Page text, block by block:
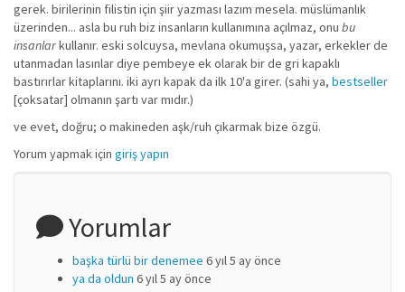
gerek. birilerinin filistin için şiir yazması lazım mesela. müslümanlık
üzerinden... asla bu ruh biz insanların kullanımına açılmaz, onu bu
insanlarkullanır. eski solcuysa, mevlana okumuşsa, yazar, erkekler de
utanmadan lasınlar diye pembeye ek olarak bir de gri kapaklı
bastırırlar kitaplarını. iki ayrı kapak da ilk 10'a girer. (sahi ya, bestseller
[çoksatar] olmanın şartı var mıdır.)
ve evet, doğru; o makineden aşk/ruh çıkarmak bize özgü.
Yorum yapmak için giriş yapın
Yorumlar
başka türlü bir denemee 6 yıl 5 ay önce
ya da oldun 6 yıl 5 ay önce